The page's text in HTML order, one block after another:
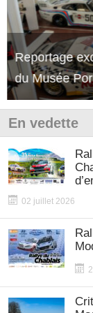
Reportage
du Musée
En vedette
02 juillet 2026